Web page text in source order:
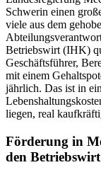
Schwerin einen
viele aus dem
Betriebswirt (IHK)
Geschäftsführer,
mit einem
jährlich. Das ist in
liegen, real
Förderung in
den